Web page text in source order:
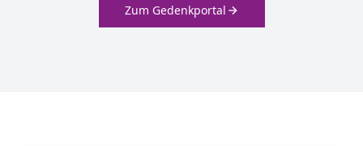
Zum Gedenkportal